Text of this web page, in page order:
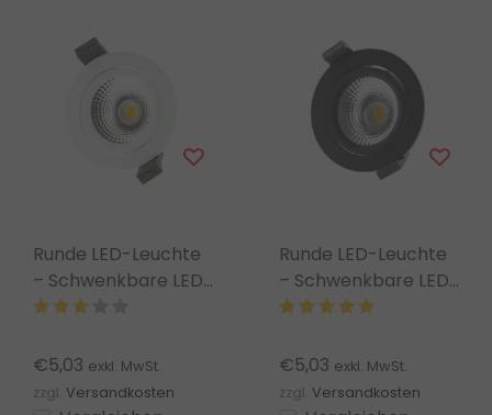
Runde LED-Leuchte
– Schwenkbare LED-
Spot-Gehäuse –
€5,03 exkl. MwSt.
zzgl. Versandkosten
Runde LED-Leuchte
– Schwenkbare LED-
Spot-Fassung –
LGZWARTBA-C
€5,03 exkl. MwSt.
zzgl. Versandkosten